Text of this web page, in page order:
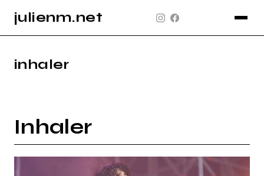
julienm.net
CONCERT
GLASTONBURY
INFO
PLAN DU SITE
inhaler
Inhaler